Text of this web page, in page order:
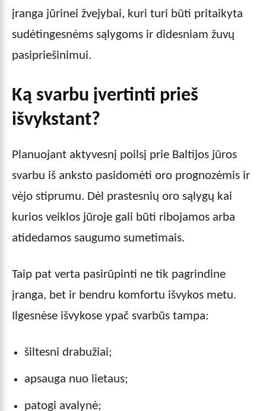
įranga jūrinei žvejybai, kuri turi būti pritaikyta
sudėtingesnėms sąlygoms ir didesniam žuvų
pasipriešinimui.
Ką svarbu įvertinti prieš
išvykstant?
Planuojant aktyvesnį poilsį prie Baltijos jūros
svarbu iš anksto pasidomėti oro prognozėmis ir
vėjo stiprumu. Dėl prastesnių oro sąlygų kai
kurios veiklos jūroje gali būti ribojamos arba
atidedamos saugumo sumetimais.
Taip pat verta pasirūpinti ne tik pagrindine
įranga, bet ir bendru komfortu išvykos metu.
Ilgesnėse išvykose ypač svarbūs tampa:
šiltesni drabužiai;
apsauga nuo lietaus;
patogi avalynė;